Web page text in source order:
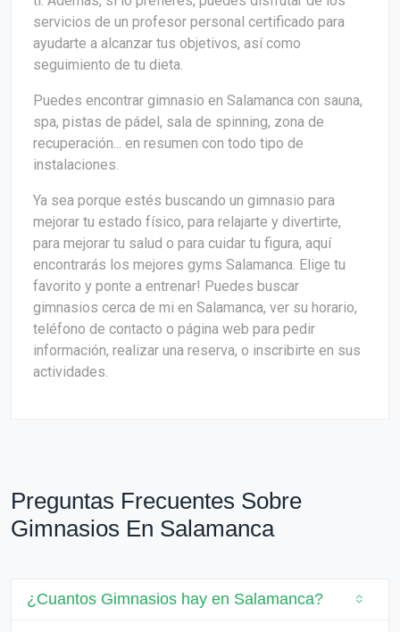
servicios de un profesor personal certificado para
ayudarte a alcanzar tus objetivos, así como
seguimiento de tu dieta.
Puedes encontrar gimnasio en Salamanca con sauna,
spa, pistas de pádel, sala de spinning, zona de
recuperación... en resumen con todo tipo de
instalaciones.
Ya sea porque estés buscando un gimnasio para
mejorar tu estado físico, para relajarte y divertirte,
para mejorar tu salud o para cuidar tu figura, aquí
encontrarás los mejores gyms Salamanca. Elige tu
favorito y ponte a entrenar! Puedes buscar
gimnasios cerca de mi en Salamanca, ver su horario,
teléfono de contacto o página web para pedir
información, realizar una reserva, o inscribirte en sus
actividades.
Preguntas Frecuentes Sobre
Gimnasios En Salamanca
¿Cuantos Gimnasios hay en Salamanca?